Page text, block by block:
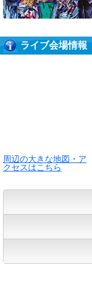
ライブ会場情報
周辺の大きな地図・ア
クセスはこちら